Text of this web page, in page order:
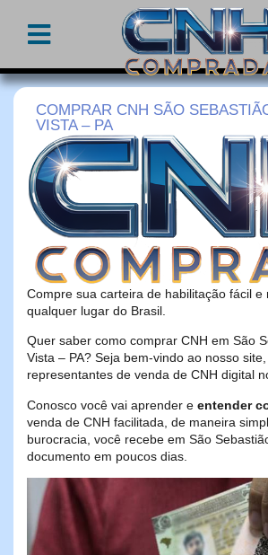
COMPRAR CNH SÃO
VISTA – PA
Compre sua carteira de habilitação fácil e
qualquer lugar do Brasil.
Quer saber como comprar CNH em São
Vista – PA? Seja bem-vindo ao nosso
representantes de venda de CNH digital
Conosco você vai aprender e entender
venda de CNH facilitada, de maneira
burocracia, você recebe em São
documento em poucos dias.